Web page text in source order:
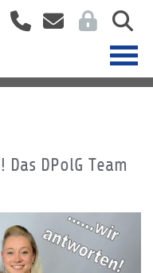
DPolG Team